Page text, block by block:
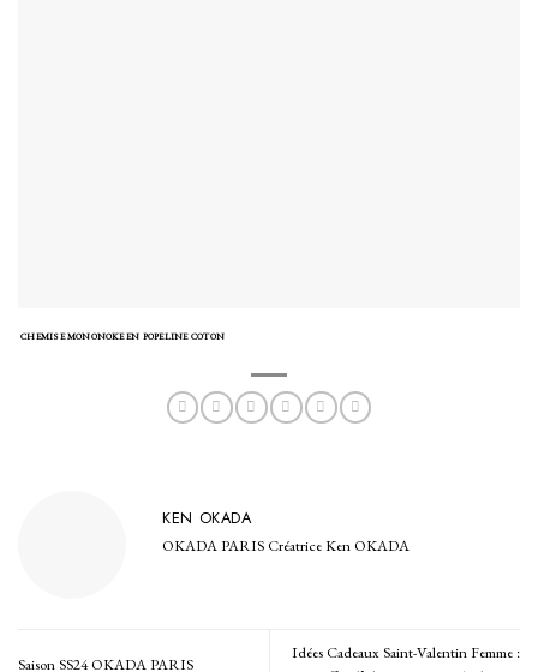
CHEMISE MONONOKE EN POPELINE COTON
KEN OKADA
OKADA PARIS Créatrice Ken OKADA
Saison SS24 OKADA PARIS
Idées Cadeaux Saint-Valentin Femme :